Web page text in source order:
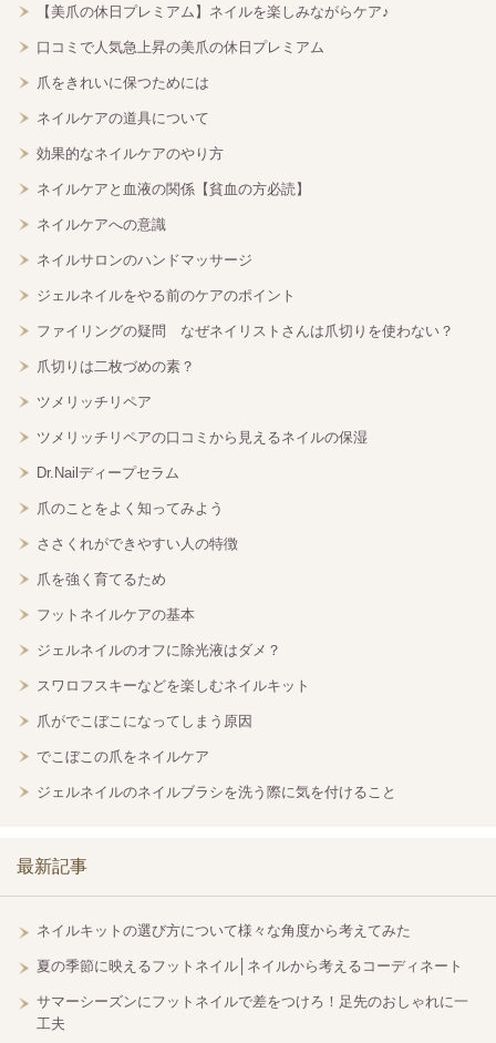
【美爪の休日プレミアム】ネイルを楽しみながらケア♪
口コミで人気急上昇の美爪の休日プレミアム
爪をきれいに保つためには
ネイルケアの道具について
効果的なネイルケアのやり方
ネイルケアと血液の関係【貧血の方必読】
ネイルケアへの意識
ネイルサロンのハンドマッサージ
ジェルネイルをやる前のケアのポイント
ファイリングの疑問 なぜネイリストさんは爪切りを使わない？
爪切りは二枚づめの素？
ツメリッチリペア
ツメリッチリペアの口コミから見えるネイルの保湿
Dr.Nailディープセラム
爪のことをよく知ってみよう
ささくれができやすい人の特徴
爪を強く育てるため
フットネイルケアの基本
ジェルネイルのオフに除光液はダメ？
スワロフスキーなどを楽しむネイルキット
爪がでこぼこになってしまう原因
でこぼこの爪をネイルケア
ジェルネイルのネイルブラシを洗う際に気を付けること
最新記事
ネイルキットの選び方について様々な角度から考えてみた
夏の季節に映えるフットネイル│ネイルから考えるコーディネート
サマーシーズンにフットネイルで差をつけろ！足先のおしゃれに一
工夫